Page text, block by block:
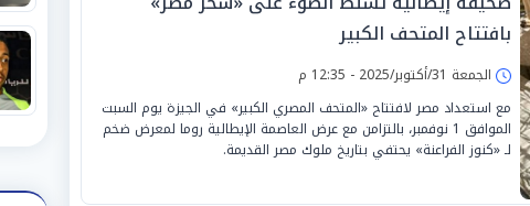
بافتتاح المتحف الكبير
الجمعة 31/أكتوبر/2025 - 12:35 م
مع استعداد مصر لافتتاح «المتحف المصري الكبير» في الجيزة يوم السبت
الموافق 1 نوفمبر، بالتزامن مع عرض العاصمة الإيطالية روما لمعرض ضخم
لـ «كنوز الفراعنة» يحتفي بتاريخ ملوك مصر القديمة.